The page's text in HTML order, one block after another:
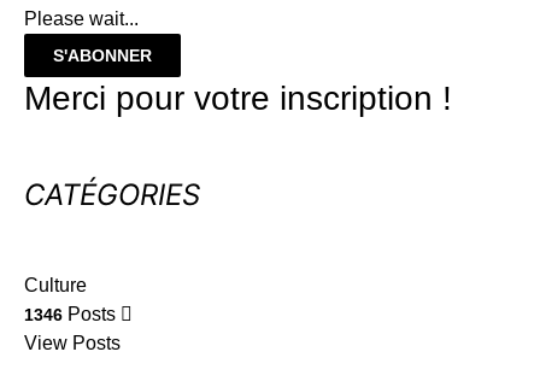
Please wait...
S'ABONNER
Merci pour votre inscription !
CATÉGORIES
Culture
1346 Posts
View Posts